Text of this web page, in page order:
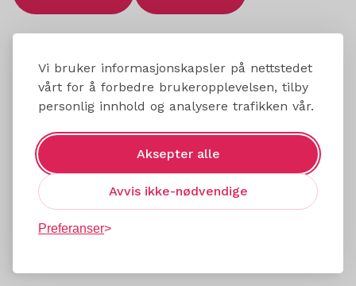
Vi bruker informasjonskapsler på nettstedet
vårt for å forbedre brukeropplevelsen, tilby
personlig innhold og analysere trafikken vår.
Aksepter alle
Avvis ikke-nødvendige
Preferanser